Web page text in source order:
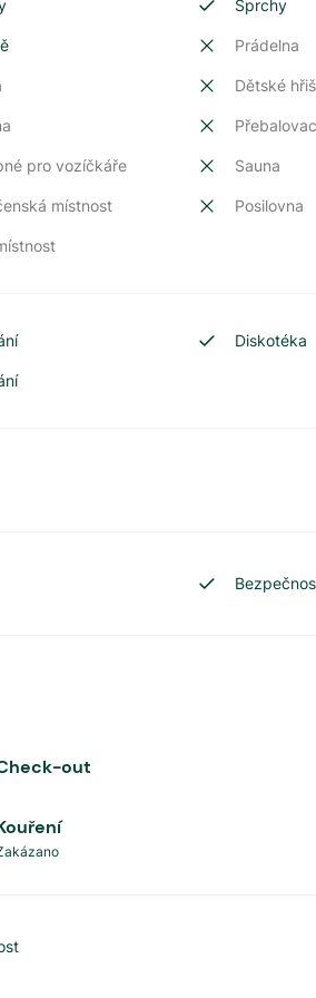
Sprchy
Prádelna
Dětské
pro vozíčkáře Sauna
místnost Posilovna
Diskotéka
out